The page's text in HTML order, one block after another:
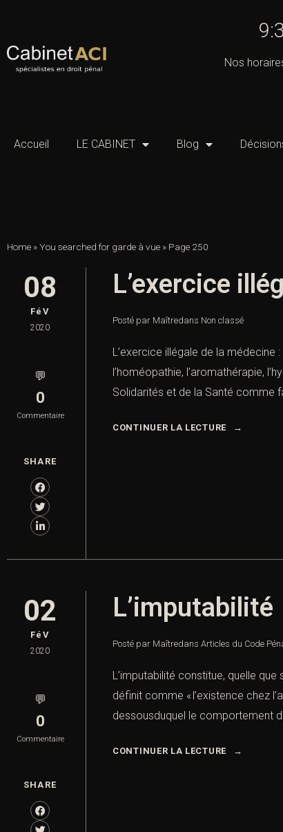
Nos
Accueil LE CABINET Blog
Home »You searched for garde à vue » Page 250
08
FéV
2020
💬
0
Commentaire
SHARE
L’exercice
Posté par Maîtredans Non classé
L’exercice illégale de la
l’homéopathie, l’aromathérapie,
Solidarités et de la Santé comme
CONTINUER LA LECTURE
02
FéV
2020
💬
0
Commentaire
SHARE
L’imputabilité
Posté par Maîtredans Articles du Code
L’imputabilité constitue, quelle
définit comme « l’existence chez
dessousduquel le comportement
CONTINUER LA LECTURE